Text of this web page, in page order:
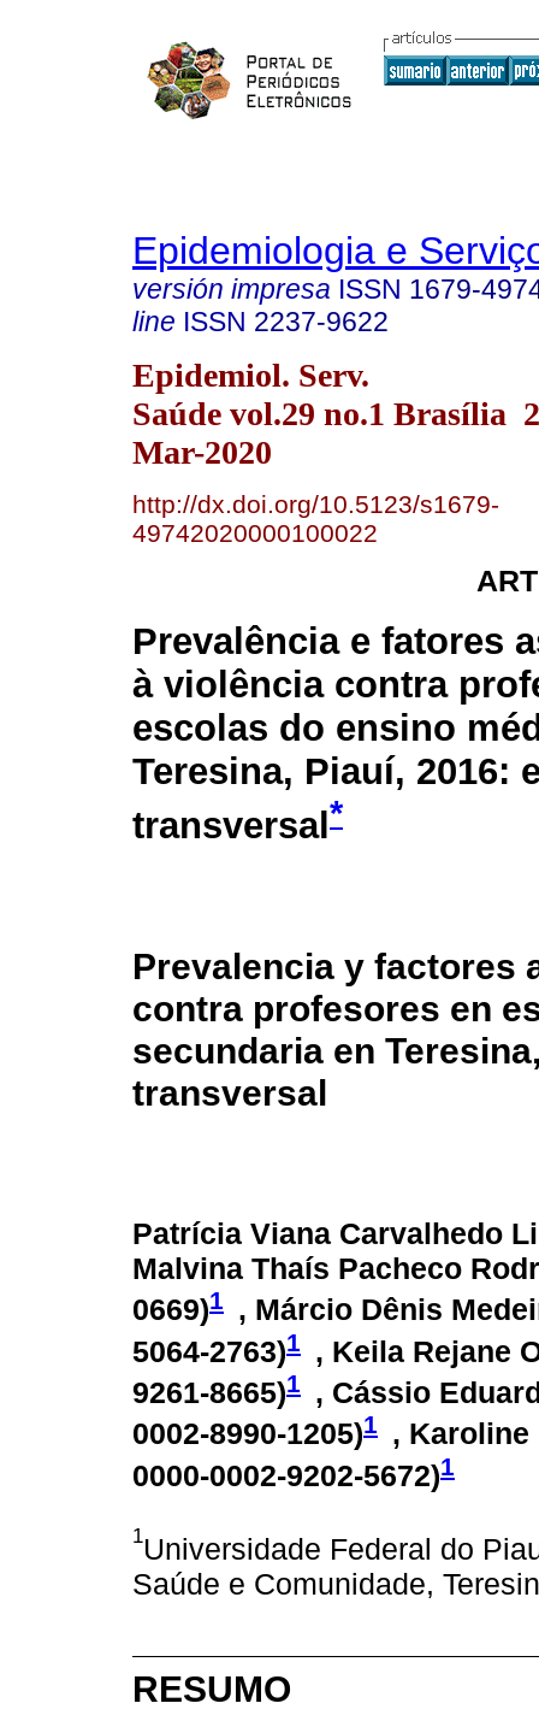
Epidemiologia e
versión impresa ISSN 1679-
line ISSN 2237-9622
Epidemiol. Serv.
Saúde vol.29 no.1 Brasília
Mar-2020
http://dx.doi.org/10.5123/s1679-
49742020000100022
Prevalência e fatores
à violência contra
escolas do ensino
Teresina, Piauí, 2016:
transversal *
Prevalencia y factores
contra profesores en
secundaria en
transversal
Patrícia Viana Carvalhedo
Malvina Thaís Pacheco
0669)1 , Márcio Dênis
5064-2763)1
, Keila Rejane
9261-8665)1 , Cássio
0002-8990-1205)1 , Karoline
0000-0002-9202-5672)1
1Universidade Federal do
Saúde e Comunidade,
RESUMO